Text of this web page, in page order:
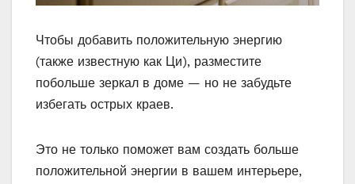
Чтобы добавить положительную энергию
(также известную как Ци), разместите
побольше зеркал в доме — но не забудьте
избегать острых краев.
Это не только поможет вам создать больше
положительной энергии в вашем интерьере,